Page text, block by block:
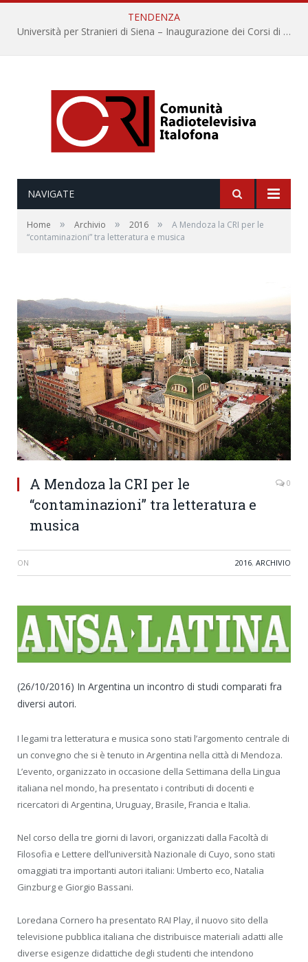
TENDENZA
Università per Stranieri di Siena – Inaugurazione dei Corsi di Lingua e Cultura Italiana, 109a annata
NAVIGATE
Home » Archivio » 2016 »
A Mendoza la CRI per le
“contaminazioni” tra letteratura e musica
A Mendoza la CRI per le
“contaminazioni” tra letteratura e
musica
0
ON 2016, ARCHIVIO
(26/10/2016) In Argentina un incontro di studi comparati fra
diversi autori.
I legami tra letteratura e musica sono stati l’argomento centrale di
un convegno che si è tenuto in Argentina nella città di Mendoza.
L’evento, organizzato in occasione della Settimana della Lingua
italiana nel mondo, ha presentato i contributi di docenti e
ricercatori di Argentina, Uruguay, Brasile, Francia e Italia.
Nel corso della tre giorni di lavori, organizzati dalla Facoltà di
Filosofia e Lettere dell’università Nazionale di Cuyo, sono stati
omaggiati tra importanti autori italiani: Umberto eco, Natalia
Ginzburg e Giorgio Bassani.
Loredana Cornero ha presentato RAI Play, il nuovo sito della
televisione pubblica italiana che distribuisce materiali adatti alle
diverse esigenze didattiche degli studenti che intendono